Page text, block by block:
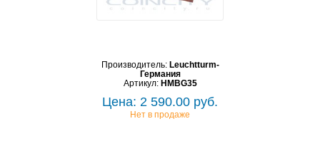
Производитель: Leuchtturm-
Германия
Артикул: HMBG35
Цена: 2 590.00 руб.
Нет в продаже